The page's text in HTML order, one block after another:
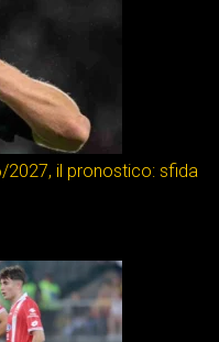
2027, il pronostico: sfida